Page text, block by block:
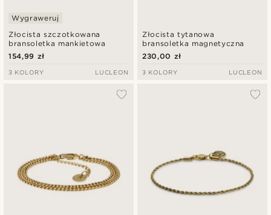
Złocista szczotkowana
bransoletka mankietowa
Wygraweruj
154,99 zł
3 KOLORY LUCLEON
Złocista tytanowa
bransoletka magnetyczna
230,00 zł
3 KOLORY LUCLEON